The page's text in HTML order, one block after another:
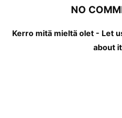
NO
Kerro mitä mieltä olet - Let
about